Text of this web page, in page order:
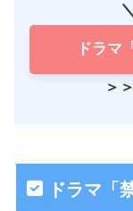
ドラマ
＞＞
ドラマ「